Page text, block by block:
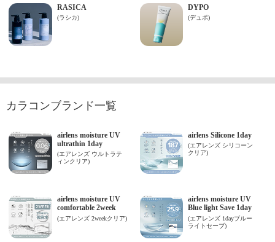
カラコンブランド一覧